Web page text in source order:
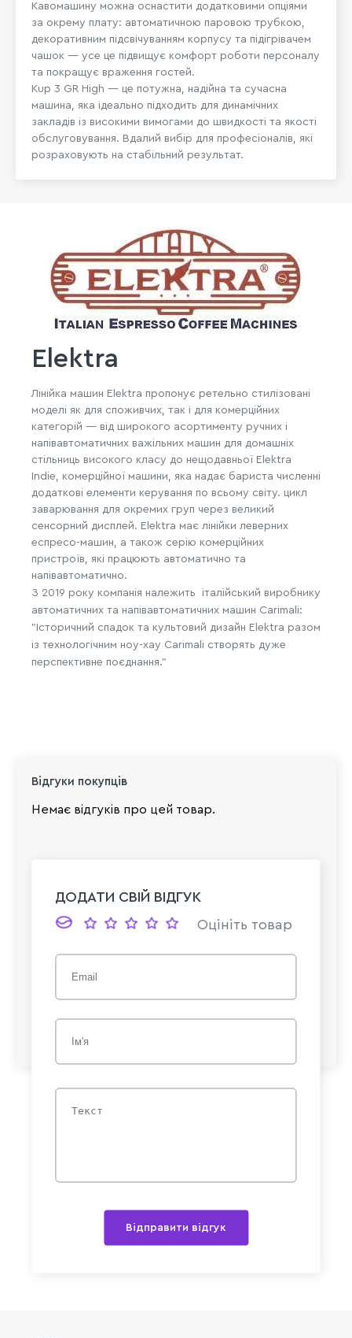
Кавомашину можна оснастити додатковими опціями
за окрему плату: автоматичною паровою трубкою,
декоративним підсвічуванням корпусу та підігрівачем
чашок — усе це підвищує комфорт роботи персоналу
та покращує враження гостей.
Kup 3 GR High — це потужна, надійна та сучасна
машина, яка ідеально підходить для динамічних
закладів із високими вимогами до швидкості та якості
обслуговування. Вдалий вибір для професіоналів, які
розраховують на стабільний результат.
Elektra
Лінійка машин Elektra пропонує ретельно стилізовані
моделі як для споживчих, так і для комерційних
категорій — від широкого асортименту ручних і
напівавтоматичних важільних машин для домашніх
стільниць високого класу до нещодавньої Elektra
Indie, комерційної машини, яка надає бариста численні
додаткові елементи керування по всьому світу. цикл
заварювання для окремих груп через великий
сенсорний дисплей. Elektra має лінійки леверних
еспресо-машин, а також серію комерційних
пристроїв, які працюють автоматично та
напівавтоматично.
З 2019 року компанія належить італійський виробнику
автоматичних та напівавтоматичних машин Carimali:
"Історичний спадок та культовий дизайн Elektra разом
із технологічним ноу-хау Carimali створять дуже
перспективне поєднання."
Відгуки покупців
Немає відгуків про цей товар.
ДОДАТИ СВІЙ ВІДГУК
Оцініть товар
Відправити відгук